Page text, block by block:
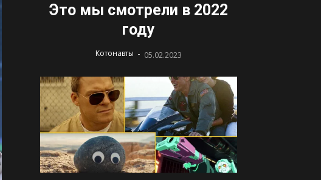
Это мы смотрели в 2022
году
Котонавты - 05.02.2023